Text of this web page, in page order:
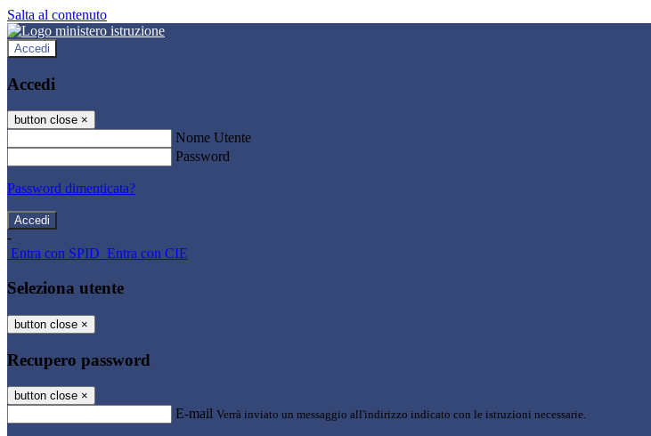
Salta al contenuto
Accedi
Accedi
button close ×
Nome Utente
Password
Password dimenticata?
-
Entra con SPID Entra con CIE
Seleziona utente
button close ×
Recupero password
button close ×
E-mail Verrà inviato un messaggio all'indirizzo indicato con le istruzioni necessarie.